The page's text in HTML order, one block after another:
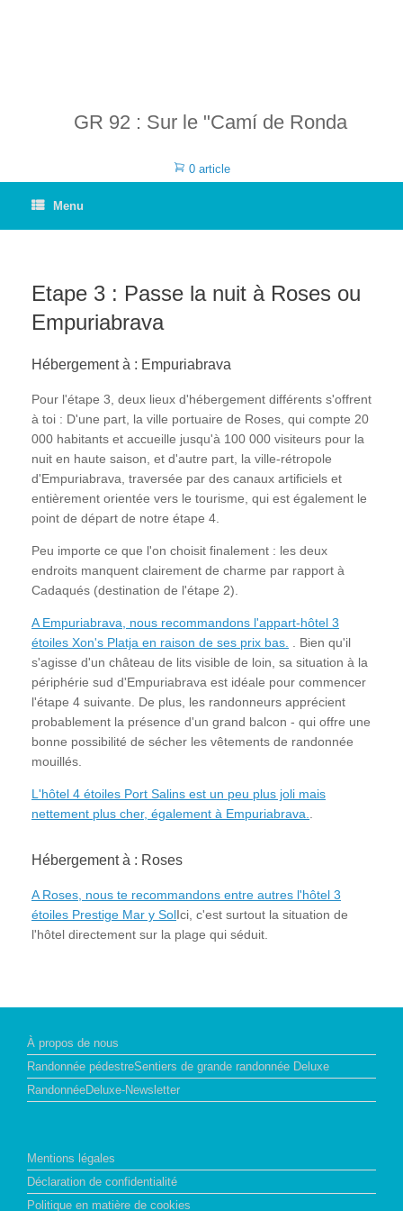
GR 92 : Sur le "Camí de Ronda
0 article
Menu
Etape 3 : Passe la nuit à Roses ou
Empuriabrava
Hébergement à : Empuriabrava
Pour l'étape 3, deux lieux d'hébergement différents s'offrent
à toi : D'une part, la ville portuaire de Roses, qui compte 20
000 habitants et accueille jusqu'à 100 000 visiteurs pour la
nuit en haute saison, et d'autre part, la ville-rétropole
d'Empuriabrava, traversée par des canaux artificiels et
entièrement orientée vers le tourisme, qui est également le
point de départ de notre étape 4.
Peu importe ce que l'on choisit finalement : les deux
endroits manquent clairement de charme par rapport à
Cadaqués (destination de l'étape 2).
A Empuriabrava, nous recommandons l'appart-hôtel 3
étoiles Xon's Platja en raison de ses prix bas.
. Bien qu'il
s'agisse d'un château de lits visible de loin, sa situation à la
périphérie sud d'Empuriabrava est idéale pour commencer
l'étape 4 suivante. De plus, les randonneurs apprécient
probablement la présence d'un grand balcon - qui offre une
bonne possibilité de sécher les vêtements de randonnée
mouillés.
L'hôtel 4 étoiles Port Salins est un peu plus joli mais
nettement plus cher, également à Empuriabrava.
Hébergement à : Roses
A Roses, nous te recommandons entre autres l'hôtel 3
étoiles Prestige Mar y SolIci, c'est surtout la situation de
l'hôtel directement sur la plage qui séduit.
À propos de nous
Randonnée pédestreSentiers de grande randonnée Deluxe
RandonnéeDeluxe-Newsletter
Mentions légales
Déclaration de confidentialité
Politique en matière de cookies